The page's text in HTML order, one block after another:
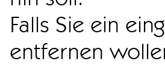
Falls Sie ein
entfernen